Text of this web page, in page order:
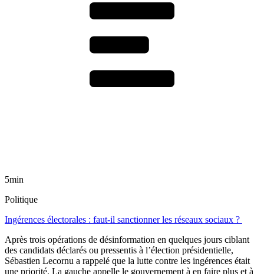
5min
Politique
Ingérences électorales : faut-il sanctionner les réseaux sociaux ?
Après trois opérations de désinformation en quelques jours ciblant
des candidats déclarés ou pressentis à l’élection présidentielle,
Sébastien Lecornu a rappelé que la lutte contre les ingérences était
une priorité. La gauche appelle le gouvernement à en faire plus et à